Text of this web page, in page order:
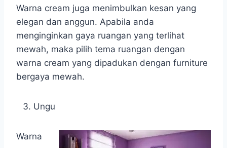
Warna cream juga menimbulkan kesan yang
elegan dan anggun. Apabila anda
menginginkan gaya ruangan yang terlihat
mewah, maka pilih tema ruangan dengan
warna cream yang dipadukan dengan furniture
bergaya mewah.
Ungu
Warna